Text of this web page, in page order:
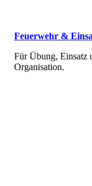
Feuerwehr &
Für Übung, Einsatz
Organisation.